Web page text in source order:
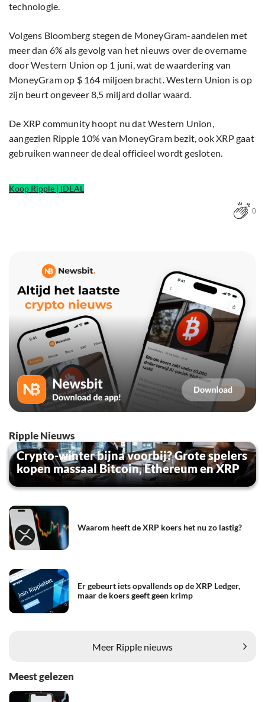
technologie.
Volgens Bloomberg stegen de MoneyGram-aandelen met
meer dan 6% als gevolg van het nieuws over de overname
door Western Union op 1 juni, wat de waardering van
MoneyGram op $ 164 miljoen bracht. Western Union is op
zijn beurt ​​ongeveer 8,5 miljard dollar waard.
De XRP community hoopt nu dat Western Union,
aangezien Ripple 10% van MoneyGram bezit, ook XRP gaat
gebruiken wanneer de deal officieel wordt gesloten.
Koop Ripple | IDEAL
0
Ripple Nieuws
Crypto-winter bijna voorbij? Grote spelers
kopen massaal Bitcoin, Ethereum en XRP
Waarom heeft de XRP koers het nu zo lastig?
Er gebeurt iets opvallends op de XRP Ledger,
maar de koers geeft geen krimp
Meer Ripple nieuws
Meest gelezen